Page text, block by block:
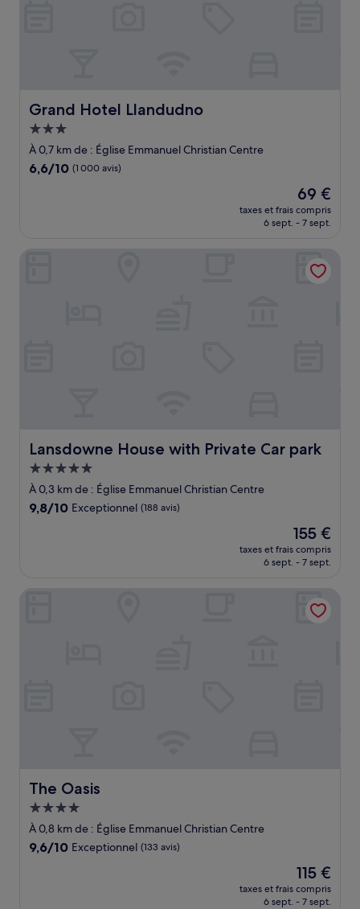
Grand Hotel Llandudno
Grand Hotel Llandudno
Hébergement
3.0 étoiles
À 0,7 km de : Église Emmanuel Christian Centre
6.6
6,6/10 (1 000 avis)
Le
nouveau
prix
de
69 €
69 €
taxes et frais compris
6 sept. - 7 sept.
Lansdowne House with Private Car park
Lansdowne House with Private Car park
Hébergement
5.0 étoiles
À 0,3 km de : Église Emmanuel Christian Centre
9.8
9,8/10 Exceptionnel (188 avis)
Le
nouveau
prix
de
155 €
155 €
taxes et frais compris
6 sept. - 7 sept.
The Oasis
The Oasis
Hébergement
4.0 étoiles
À 0,8 km de : Église Emmanuel Christian Centre
9.6
9,6/10 Exceptionnel (133 avis)
Le
nouveau
prix
115 €
taxes et frais compris
6 sept. - 7 sept.